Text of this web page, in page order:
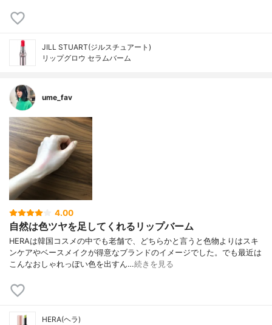
JILL STUART(ジルスチュアート)
リップグロウ セラムバーム
ume_fav
4.00
自然は色ツヤを足してくれるリップバーム
HERAは韓国コスメの中でも老舗で、どちらかと言うと色物よりはスキ
ンケアやベースメイクが得意なブランドのイメージでした。でも最近は
こんなおしゃれっぽい色を出すん…続きを見る
HERA(ヘラ)